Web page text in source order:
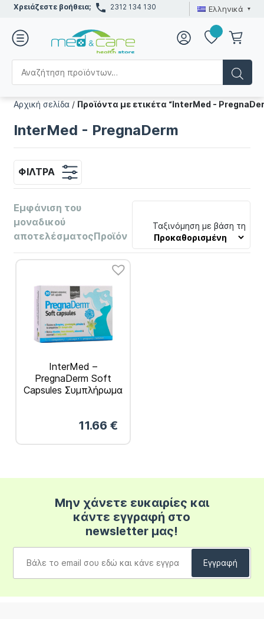
Χρειάζεστε βοήθεια; 2312 134 130 Ελληνικά
Αρχική σελίδα / Προϊόντα με ετικέτα “InterMed -
InterMed - PregnaDerm
ΦΊΛΤΡΑ
Εμφάνιση του
μοναδικού
αποτελέσματοςΠροϊόν
Ταξινόμηση με βάση τη
InterMed –
PregnaDerm Soft
Capsules Συμπλήρωμα
Γαλουχία 30Soft Caps
11.66 €
Μην χάνετε ευκαιρίες και
κάντε εγγραφή στο
newsletter μας!